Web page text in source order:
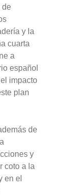
de
y la
cuarta
a
español
impacto
plan
de
y
coto a la
en el